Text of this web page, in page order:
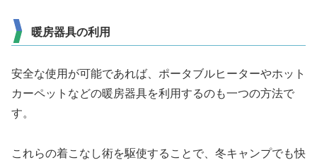
暖房器具の利用
安全な使用が可能であれば、ポータブルヒーターやホット
カーペットなどの暖房器具を利用するのも一つの方法で
す。
これらの着こなし術を駆使することで、冬キャンプでも快